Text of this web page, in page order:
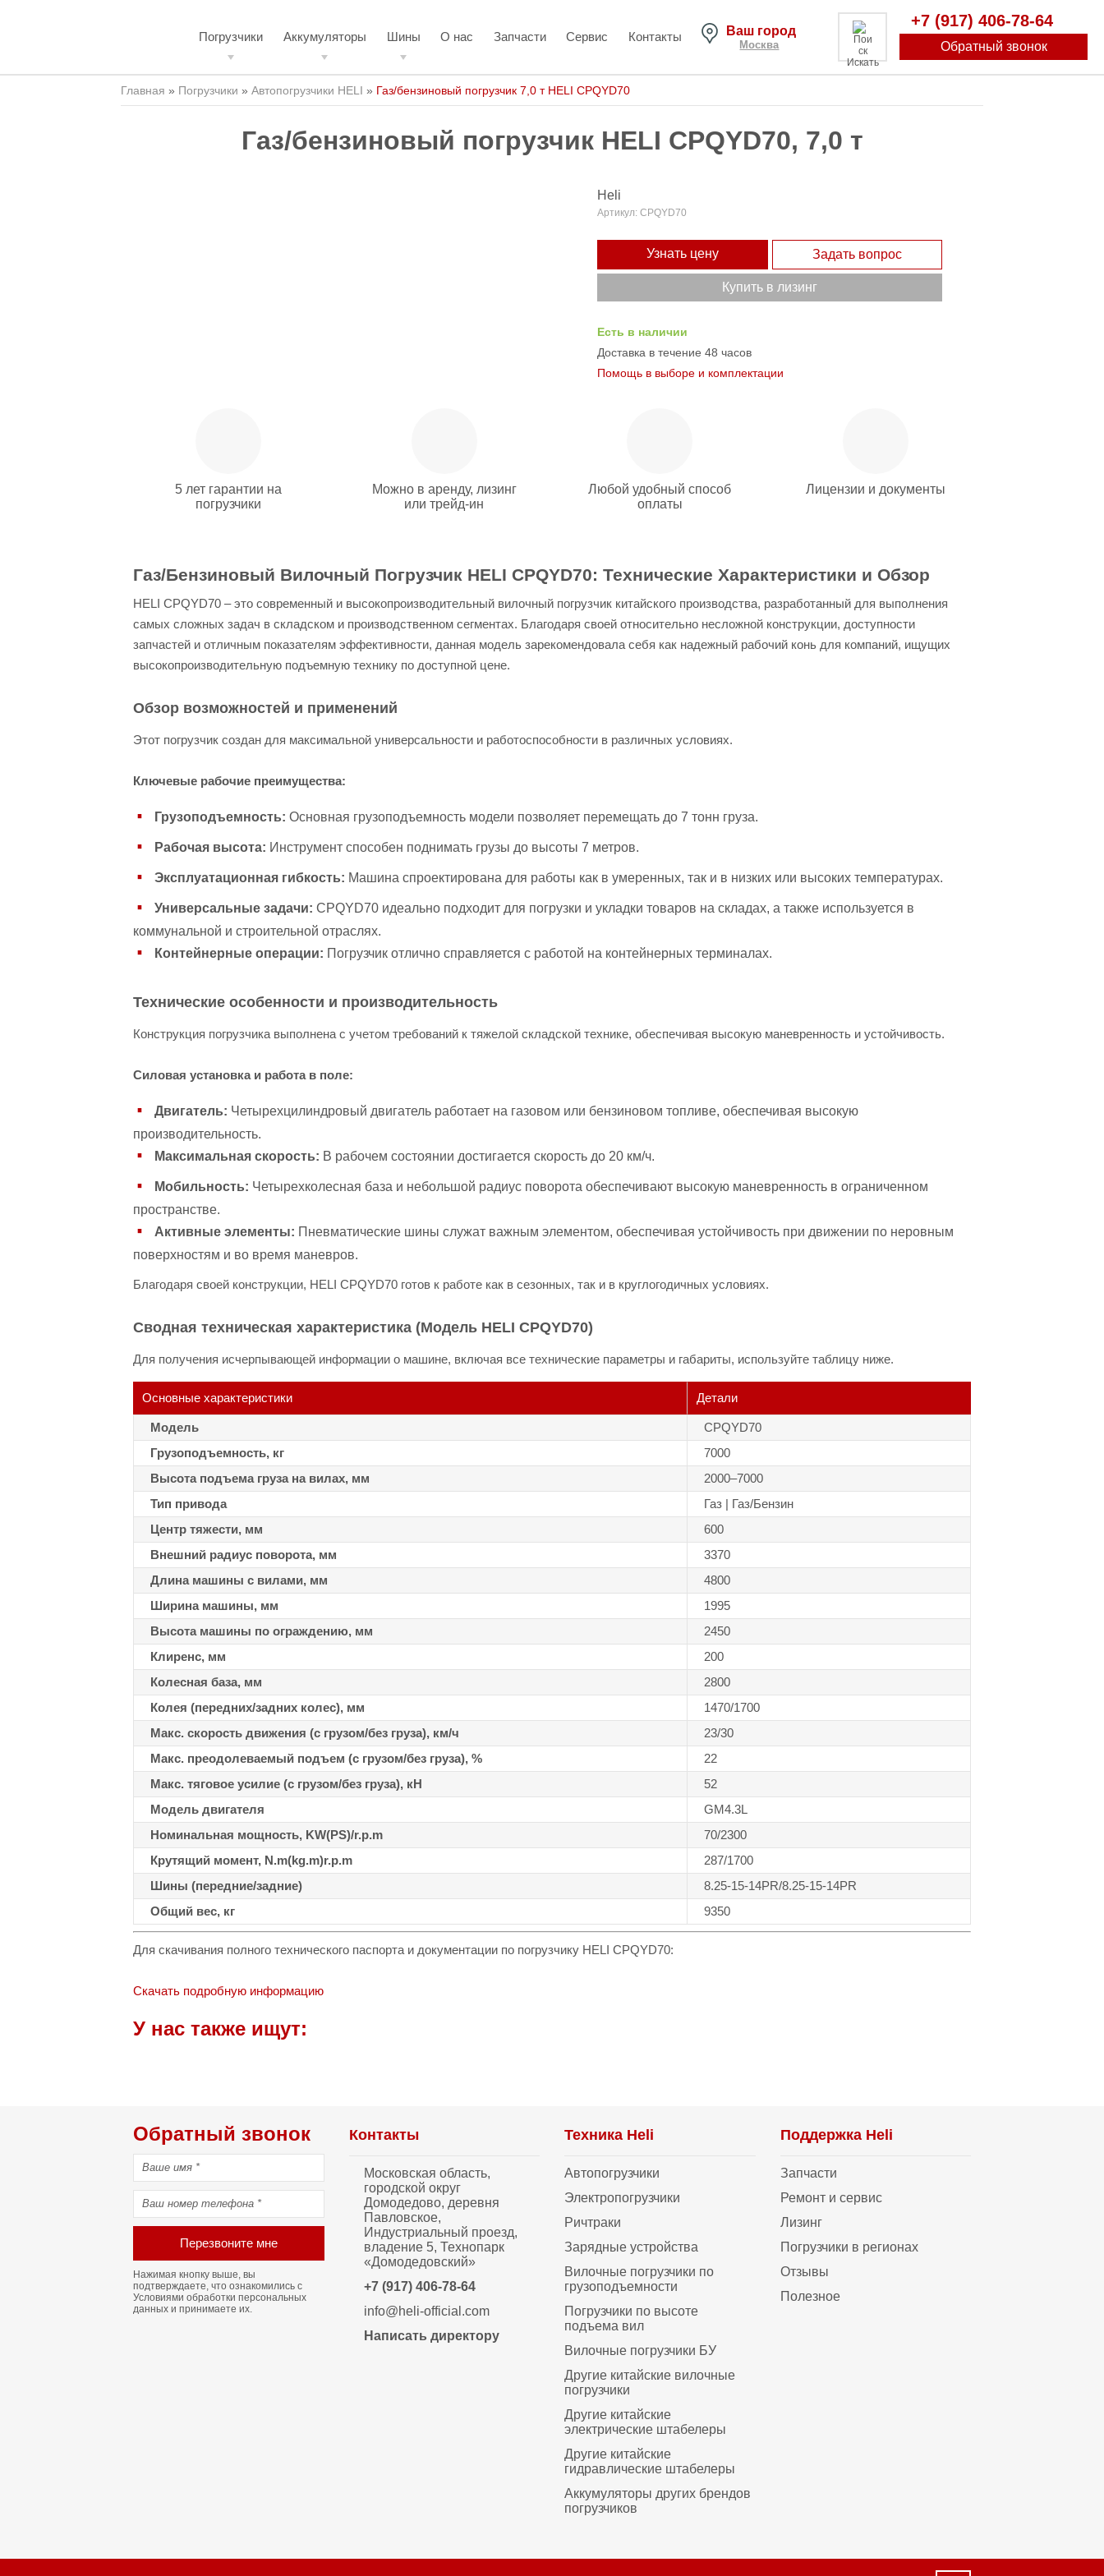
Погрузчики Аккумуляторы Шины О нас Запчасти Сервис Контакты Ваш город
Москва
Искать
+7 (917) 406-78-64
Обратный звонок
Главная » Погрузчики » Автопогрузчики HELI » Газ/бензиновый погрузчик 7,0 т HELI CPQYD70
Газ/бензиновый погрузчик HELI CPQYD70, 7,0 т
Heli
Артикул: CPQYD70
Узнать цену Задать вопрос
Купить в лизинг
Есть в наличии
Доставка в течение 48 часов
Помощь в выборе и комплектации
5 лет гарантии на
погрузчики
Можно в аренду, лизинг
или трейд-ин
Любой удобный способ
оплаты
Лицензии и документы
Газ/Бензиновый Вилочный Погрузчик HELI CPQYD70: Технические Характеристики и Обзор
HELI CPQYD70 – это современный и высокопроизводительный вилочный погрузчик китайского производства, разработанный для выполнения
самых сложных задач в складском и производственном сегментах. Благодаря своей относительно несложной конструкции, доступности
запчастей и отличным показателям эффективности, данная модель зарекомендовала себя как надежный рабочий конь для компаний, ищущих
высокопроизводительную подъемную технику по доступной цене.
Обзор возможностей и применений
Этот погрузчик создан для максимальной универсальности и работоспособности в различных условиях.
Ключевые рабочие преимущества:
Грузоподъемность: Основная грузоподъемность модели позволяет перемещать до 7 тонн груза.
Рабочая высота: Инструмент способен поднимать грузы до высоты 7 метров.
Эксплуатационная гибкость: Машина спроектирована для работы как в умеренных, так и в низких или высоких температурах.
Универсальные задачи: CPQYD70 идеально подходит для погрузки и укладки товаров на складах, а также используется в
коммунальной и строительной отраслях.
Контейнерные операции: Погрузчик отлично справляется с работой на контейнерных терминалах.
Технические особенности и производительность
Конструкция погрузчика выполнена с учетом требований к тяжелой складской технике, обеспечивая высокую маневренность и устойчивость.
Силовая установка и работа в поле:
Двигатель: Четырехцилиндровый двигатель работает на газовом или бензиновом топливе, обеспечивая высокую
производительность.
Максимальная скорость: В рабочем состоянии достигается скорость до 20 км/ч.
Мобильность: Четырехколесная база и небольшой радиус поворота обеспечивают высокую маневренность в ограниченном
пространстве.
Активные элементы: Пневматические шины служат важным элементом, обеспечивая устойчивость при движении по неровным
поверхностям и во время маневров.
Благодаря своей конструкции, HELI CPQYD70 готов к работе как в сезонных, так и в круглогодичных условиях.
Сводная техническая характеристика (Модель HELI CPQYD70)
Для получения исчерпывающей информации о машине, включая все технические параметры и габариты, используйте таблицу ниже.
Основные характеристики Детали
Модель
CPQYD70
Грузоподъемность, кг
7000
Высота подъема груза на вилах, мм
2000–7000
Тип привода
Газ | Газ/Бензин
Центр тяжести, мм
600
Внешний радиус поворота, мм
3370
Длина машины с вилами, мм
4800
Ширина машины, мм
1995
Высота машины по ограждению, мм
2450
Клиренс, мм
200
Колесная база, мм
2800
Колея (передних/задних колес), мм
1470/1700
Макс. скорость движения (с грузом/без груза), км/ч
23/30
Макс. преодолеваемый подъем (с грузом/без груза), %
22
Макс. тяговое усилие (с грузом/без груза), кН
52
Модель двигателя
GM4.3L
Номинальная мощность, KW(PS)/r.p.m
70/2300
Крутящий момент, N.m(kg.m)r.p.m
287/1700
Шины (передние/задние)
8.25-15-14PR/8.25-15-14PR
Общий вес, кг
9350
Для скачивания полного технического паспорта и документации по погрузчику HELI CPQYD70:
Скачать подробную информацию
У нас также ищут:
Обратный звонок
Перезвоните мне
Нажимая кнопку выше, вы
подтверждаете, что ознакомились с
Условиями обработки персональных
данных и принимаете их.
Контакты
Московская область,
городской округ
Домодедово, деревня
Павловское,
Индустриальный проезд,
владение 5, Технопарк
«Домодедовский»
+7 (917) 406-78-64
info@heli-official.com
Написать директору
Техника Heli
Автопогрузчики
Электропогрузчики
Ричтраки
Зарядные устройства
Вилочные погрузчики по
грузоподъемности
Погрузчики по высоте
подъема вил
Вилочные погрузчики БУ
Другие китайские вилочные
погрузчики
Другие китайские
электрические штабелеры
Другие китайские
гидравлические штабелеры
Аккумуляторы других брендов
погрузчиков
Поддержка Heli
Запчасти
Ремонт и сервис
Лизинг
Погрузчики в регионах
Отзывы
Полезное